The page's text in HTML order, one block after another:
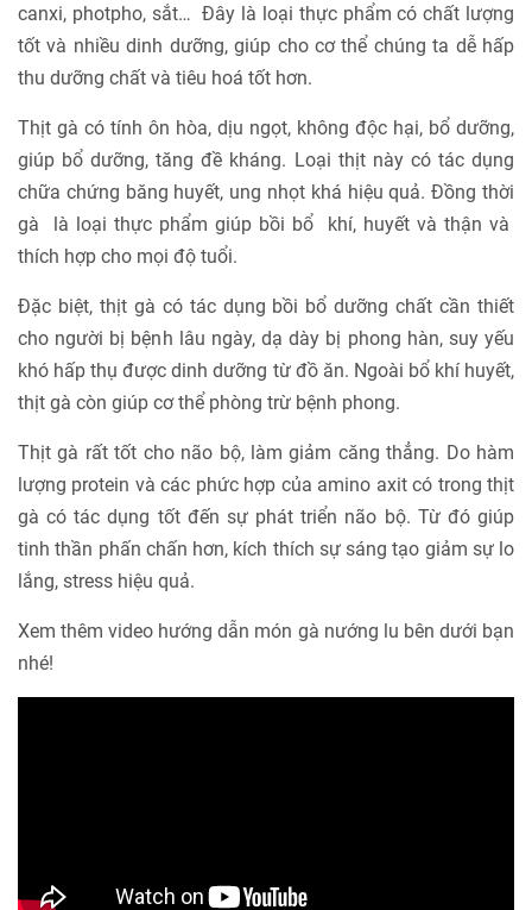
canxi, photpho, sắt… Đây là loại thực phẩm có chất lượng
tốt và nhiều dinh dưỡng, giúp cho cơ thể chúng ta dễ hấp
thu dưỡng chất và tiêu hoá tốt hơn.
Thịt gà có tính ôn hòa, dịu ngọt, không độc hại, bổ dưỡng,
giúp bổ dưỡng, tăng đề kháng. Loại thịt này có tác dụng
chữa chứng băng huyết, ung nhọt khá hiệu quả. Đồng thời
gà là loại thực phẩm giúp bồi bổ khí, huyết và thận và
thích hợp cho mọi độ tuổi.
Đặc biệt, thịt gà có tác dụng bồi bổ dưỡng chất cần thiết
cho người bị bệnh lâu ngày, dạ dày bị phong hàn, suy yếu
khó hấp thụ được dinh dưỡng từ đồ ăn. Ngoài bổ khí huyết,
thịt gà còn giúp cơ thể phòng trừ bệnh phong.
Thịt gà rất tốt cho não bộ, làm giảm căng thẳng. Do hàm
lượng protein và các phức hợp của amino axit có trong thịt
gà có tác dụng tốt đến sự phát triển não bộ. Từ đó giúp
tinh thần phấn chấn hơn, kích thích sự sáng tạo giảm sự lo
lắng, stress hiệu quả.
Xem thêm video hướng dẫn món gà nướng lu bên dưới bạn
nhé!